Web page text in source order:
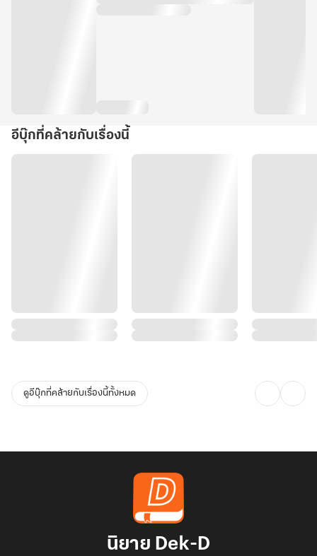
อีบุ๊กที่คล้ายกับเรื่องนี้
ดูอีบุ๊กที่คล้ายกับเรื่องนี้ทั้งหมด
นิยาย Dek-D